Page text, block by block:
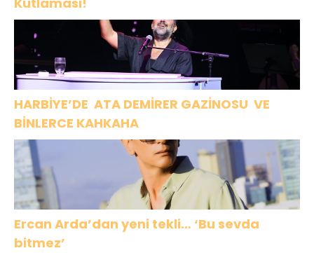
HARBİYE’DE ATA DEMİRER GAZİNOSU VE
BİNLERCE KAHKAHA
Ercan Arda’dan yeni tekli… ‘Bu sevda
bitmez’